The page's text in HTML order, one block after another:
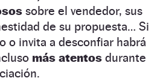
sobre el vendedor, sus
de su propuesta… Si
o invita a desconfiar habrá
más atentos durante